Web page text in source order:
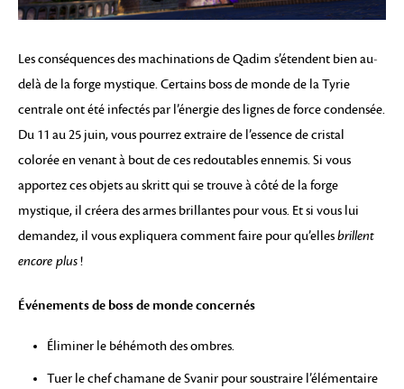
Les conséquences des machinations de Qadim s’étendent bien au-
delà de la forge mystique. Certains boss de monde de la Tyrie
centrale ont été infectés par l’énergie des lignes de force condensée.
Du 11 au 25 juin, vous pourrez extraire de l’essence de cristal
colorée en venant à bout de ces redoutables ennemis. Si vous
apportez ces objets au skritt qui se trouve à côté de la forge
mystique, il créera des armes brillantes pour vous. Et si vous lui
demandez, il vous expliquera comment faire pour qu’ellesbrillent
encore plus!
Événements de boss de monde concernés
Éliminer le béhémoth des ombres.
Tuer le chef chamane de Svanir pour soustraire l’élémentaire